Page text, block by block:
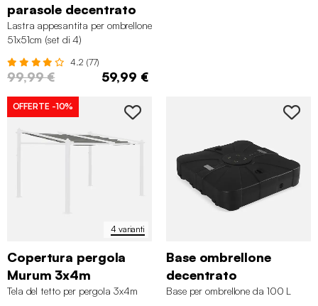
parasole decentrato
Lastra appesantita per ombrellone
51x51cm (set di 4)
4.2 (77)
99,99 € 59,99 €
4 varianti
OFFERTE -10%
Copertura pergola
Murum 3x4m
Tela del tetto per pergola 3x4m
Base ombrellone
decentrato
Base per ombrellone da 100 L